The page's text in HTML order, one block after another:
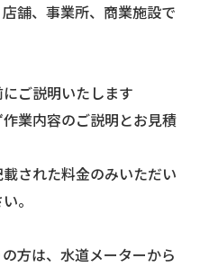
舗、事業所、商業施設で
ご説明いたします
業内容のご説明とお見積
された料金のみいただい
。
方は、水道メーターから